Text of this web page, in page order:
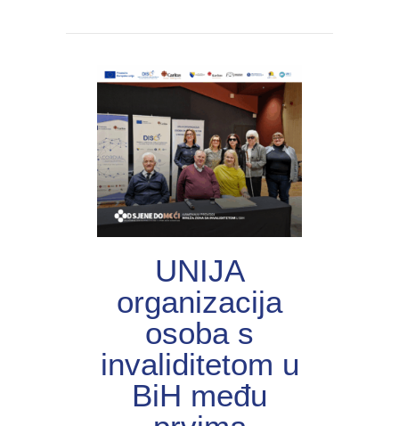
UNIJА
organizacija
osoba s
invaliditetom u
BiH među